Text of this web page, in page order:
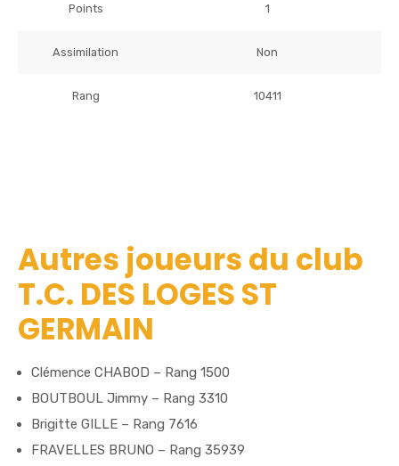
Points 1
Assimilation Non
Rang 10411
Autres joueurs du club
T.C. DES LOGES ST
GERMAIN
Clémence CHABOD – Rang 1500
BOUTBOUL Jimmy – Rang 3310
Brigitte GILLE – Rang 7616
FRAVELLES BRUNO – Rang 35939